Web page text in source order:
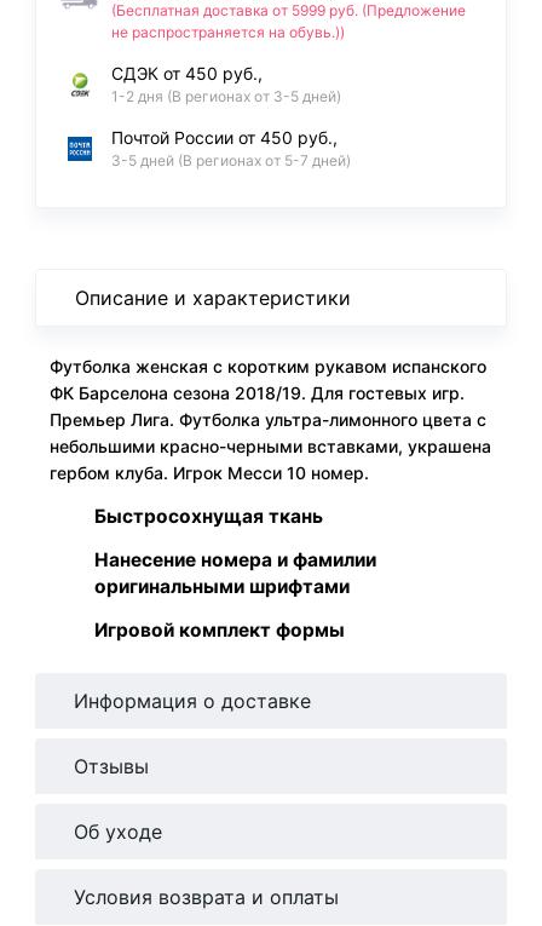
(Бесплатная доставка от 5999 руб. (Предложение
не распространяется на обувь.))
СДЭК от 450 руб.,
1-2 дня (В регионах от 3-5 дней)
Почтой России от 450 руб.,
3-5 дней (В регионах от 5-7 дней)
Описание и характеристики
Футболка женская с коротким рукавом испанского
ФК Барселона сезона 2018/19. Для гостевых игр.
Премьер Лига. Футболка ультра-лимонного цвета с
небольшими красно-черными вставками, украшена
гербом клуба. Игрок Месси 10 номер.
Быстросохнущая ткань
Нанесение номера и фамилии
оригинальными шрифтами
Игровой комплект формы
Информация о доставке
Отзывы
Об уходе
Условия возврата и оплаты